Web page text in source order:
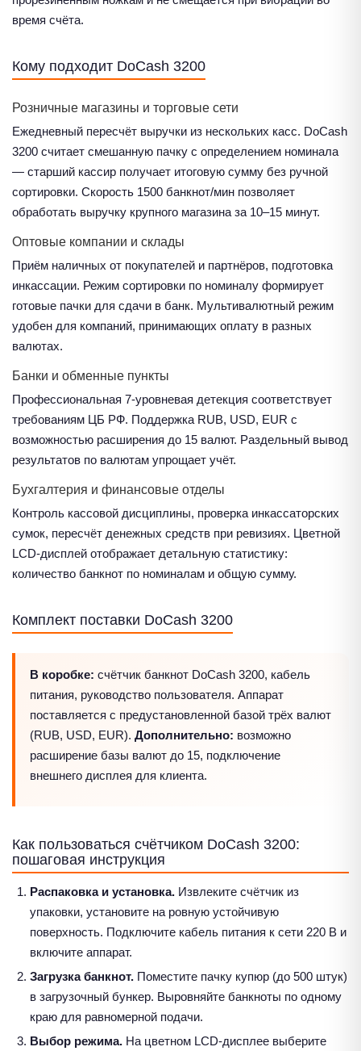
время счёта.
Кому подходит DoCash 3200
Розничные магазины и торговые сети
Ежедневный пересчёт выручки из нескольких касс. DoCash
3200 считает смешанную пачку с определением номинала
— старший кассир получает итоговую сумму без ручной
сортировки. Скорость 1500 банкнот/мин позволяет
обработать выручку крупного магазина за 10–15 минут.
Оптовые компании и склады
Приём наличных от покупателей и партнёров, подготовка
инкассации. Режим сортировки по номиналу формирует
готовые пачки для сдачи в банк. Мультивалютный режим
удобен для компаний, принимающих оплату в разных
валютах.
Банки и обменные пункты
Профессиональная 7-уровневая детекция соответствует
требованиям ЦБ РФ. Поддержка RUB, USD, EUR с
возможностью расширения до 15 валют. Раздельный вывод
результатов по валютам упрощает учёт.
Бухгалтерия и финансовые отделы
Контроль кассовой дисциплины, проверка инкассаторских
сумок, пересчёт денежных средств при ревизиях. Цветной
LCD-дисплей отображает детальную статистику:
количество банкнот по номиналам и общую сумму.
Комплект поставки DoCash 3200
В коробке: счётчик банкнот DoCash 3200, кабель
питания, руководство пользователя. Аппарат
поставляется с предустановленной базой трёх валют
(RUB, USD, EUR). Дополнительно: возможно
расширение базы валют до 15, подключение
внешнего дисплея для клиента.
Как пользоваться счётчиком DoCash 3200:
пошаговая инструкция
Распаковка и установка. Извлеките счётчик из
упаковки, установите на ровную устойчивую
поверхность. Подключите кабель питания к сети 220 В и
включите аппарат.
Загрузка банкнот. Поместите пачку купюр (до 500 штук)
в загрузочный бункер. Выровняйте банкноты по одному
краю для равномерной подачи.
Выбор режима. На цветном LCD-дисплее выберите